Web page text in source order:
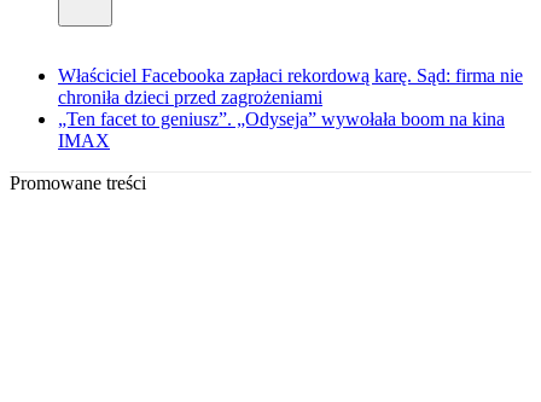
Właściciel Facebooka zapłaci rekordową karę. Sąd: firma nie
chroniła dzieci przed zagrożeniami
„Ten facet to geniusz”. „Odyseja” wywołała boom na kina
IMAX
Promowane treści